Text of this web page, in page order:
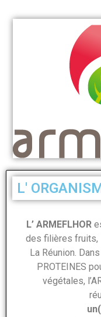
L'
L’ ARMEFLHOR
des filières fruits,
La Réunion.
PROTEINES
végétales,